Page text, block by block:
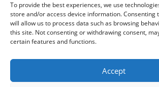
To provide the best experiences, we use
store and/or access device information. Consenting
will allow us to process data such as browsing
this site. Not consenting or withdrawing consent,
certain features and functions.
Accept
Viskoos(15)
ViskoosTriko